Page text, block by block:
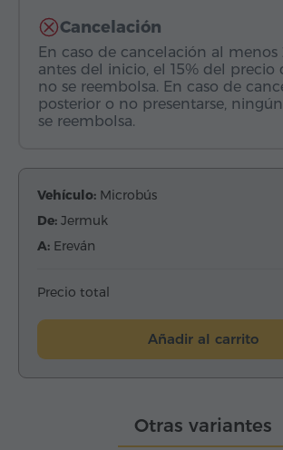
Cancelación
En caso de cancelación al menos
antes del inicio, el 15% del precio
no se reembolsa. En caso de
posterior o no presentarse,
se reembolsa.
Vehículo: Microbús
De: Jermuk
A: Ereván
Precio total
Añadir al carrito
Otras variantes